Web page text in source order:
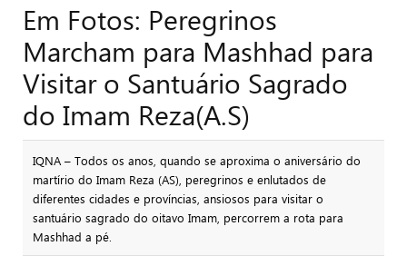
Em Fotos: Peregrinos
Marcham para Mashhad para
Visitar o Santuário Sagrado
do Imam Reza(A.S)
IQNA – Todos os anos, quando se aproxima o aniversário do
martírio do Imam Reza (AS), peregrinos e enlutados de
diferentes cidades e províncias, ansiosos para visitar o
santuário sagrado do oitavo Imam, percorrem a rota para
Mashhad a pé.